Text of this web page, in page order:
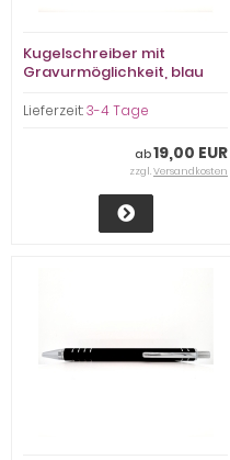
Kugelschreiber mit
Gravurmöglichkeit, blau
Lieferzeit:3-4 Tage
ab19,00 EUR
zzgl.Versandkosten